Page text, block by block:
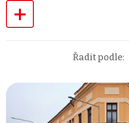
+
Řadit podle: